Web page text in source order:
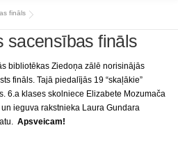
PAR SKOLU
PROJEKTI
PIRMKLASNIEKI
MŪSU SASNIEGUMI
fināls
sacensības fināls
bibliotēkas Ziedoņa zālē norisinājās
fināls. Tajā piedalījās 19 “skaļākie”
6.a klases skolniece Elizabete Mozumača
ieguva rakstnieka Laura Gundara
Apsveicam!